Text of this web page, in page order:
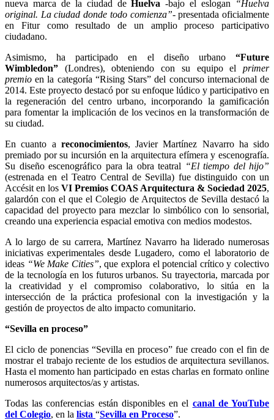
nueva marca de la ciudad deHuelva-bajo el eslogan
“Huelva
original. La ciudad donde todo comienza”-presentada oficialmente
en Fitur como resultado de un amplio proceso participativo
ciudadano.
Asimismo, ha participado en el diseño urbano “Future
Wimbledon” (Londres), obteniendo con su equipo elprimer
premioen la categoría “Rising Stars” del concurso internacional de
2014. Este proyecto destacó por su enfoque lúdico y participativo en
la regeneración del centro urbano, incorporando la gamificación
para fomentar la implicación de los vecinos en la transformación de
su ciudad.
En cuanto a reconocimientos, Javier Martínez Navarro ha sido
premiado por su incursión en la arquitectura efímera y escenografía.
Su diseño escenográfico para la obra teatral “El tiempo del hijo”
(estrenada en el Teatro Central de Sevilla) fue distinguido con un
Accésit en los VI Premios COAS Arquitectura & Sociedad 2025,
galardón con el que el Colegio de Arquitectos de Sevilla destacó la
capacidad del proyecto para mezclar lo simbólico con lo sensorial,
creando una experiencia espacial emotiva con medios modestos.
A lo largo de su carrera, Martínez Navarro ha liderado numerosas
iniciativas experimentales desde Lugadero, como el laboratorio de
ideas “We Make Cities”, que explora el potencial crítico y colectivo
de la tecnología en los futuros urbanos. Su trayectoria, marcada por
la creatividad y el compromiso colaborativo, lo sitúa en la
intersección de la práctica profesional con la investigación y la
gestión de proyectos de alto impacto comunitario.
“Sevilla en proceso”
El ciclo de ponencias “Sevilla en proceso” fue creado con el fin de
mostrar el trabajo reciente de los estudios de arquitectura sevillanos.
Hasta el momento han participado en estas charlas en formato online
numerosos arquitectos/as y artistas.
Todas las conferencias están disponibles en el canal de YouTube
del Colegio, en la lista “Sevilla en Proceso”.